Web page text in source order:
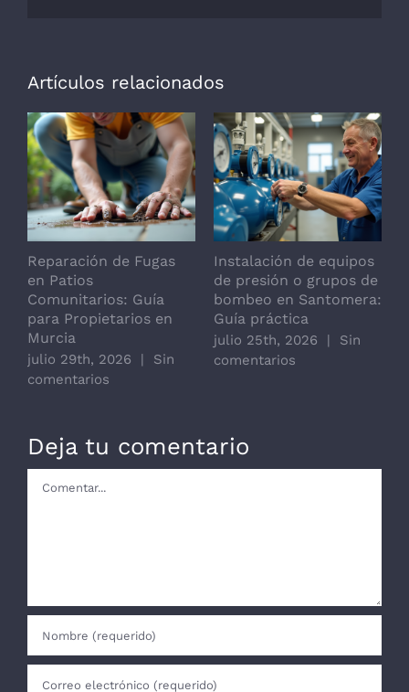
Artículos relacionados
Reparación de Fugas
en Patios
Comunitarios: Guía
para Propietarios en
Murcia
julio 29th, 2026 |
Sin
comentarios
Instalación de equipos
de presión o grupos de
bombeo en Santomera:
Guía práctica
julio 25th, 2026 |
Sin
comentarios
Deja tu comentario
Comentar